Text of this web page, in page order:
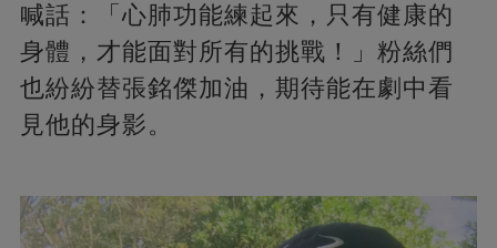
喊話：「心肺功能練起來，只有健康的
身體，才能面對所有的挑戰！」粉絲們
也紛紛替張銘傑加油，期待能在劇中看
見他的身影。